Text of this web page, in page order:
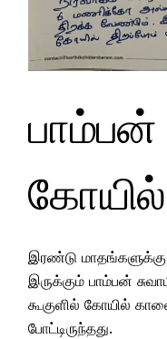
பாம்பன்
கோயில்
இரண்டு மாதங்களுக்கு
இருக்கும் பாம்பன்
கூகுளில் கோயில்
போட்டிருந்தது.